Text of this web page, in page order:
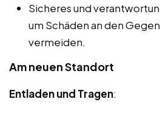
Sicheres und
um Schäden an den
vermeiden.
Am neuen Standort
Entladen und Tragen: